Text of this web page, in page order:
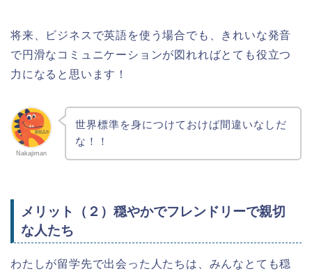
将来、ビジネスで英語を使う場合でも、きれいな発音
で円滑なコミュニケーションが図れればとても役立つ
力になると思います！
Nakajiman
世界標準を身につけておけば間違いなしだ
な！！
メリット（２）穏やかでフレンドリーで親切
な人たち
わたしが留学先で出会った人たちは、みんなとても穏